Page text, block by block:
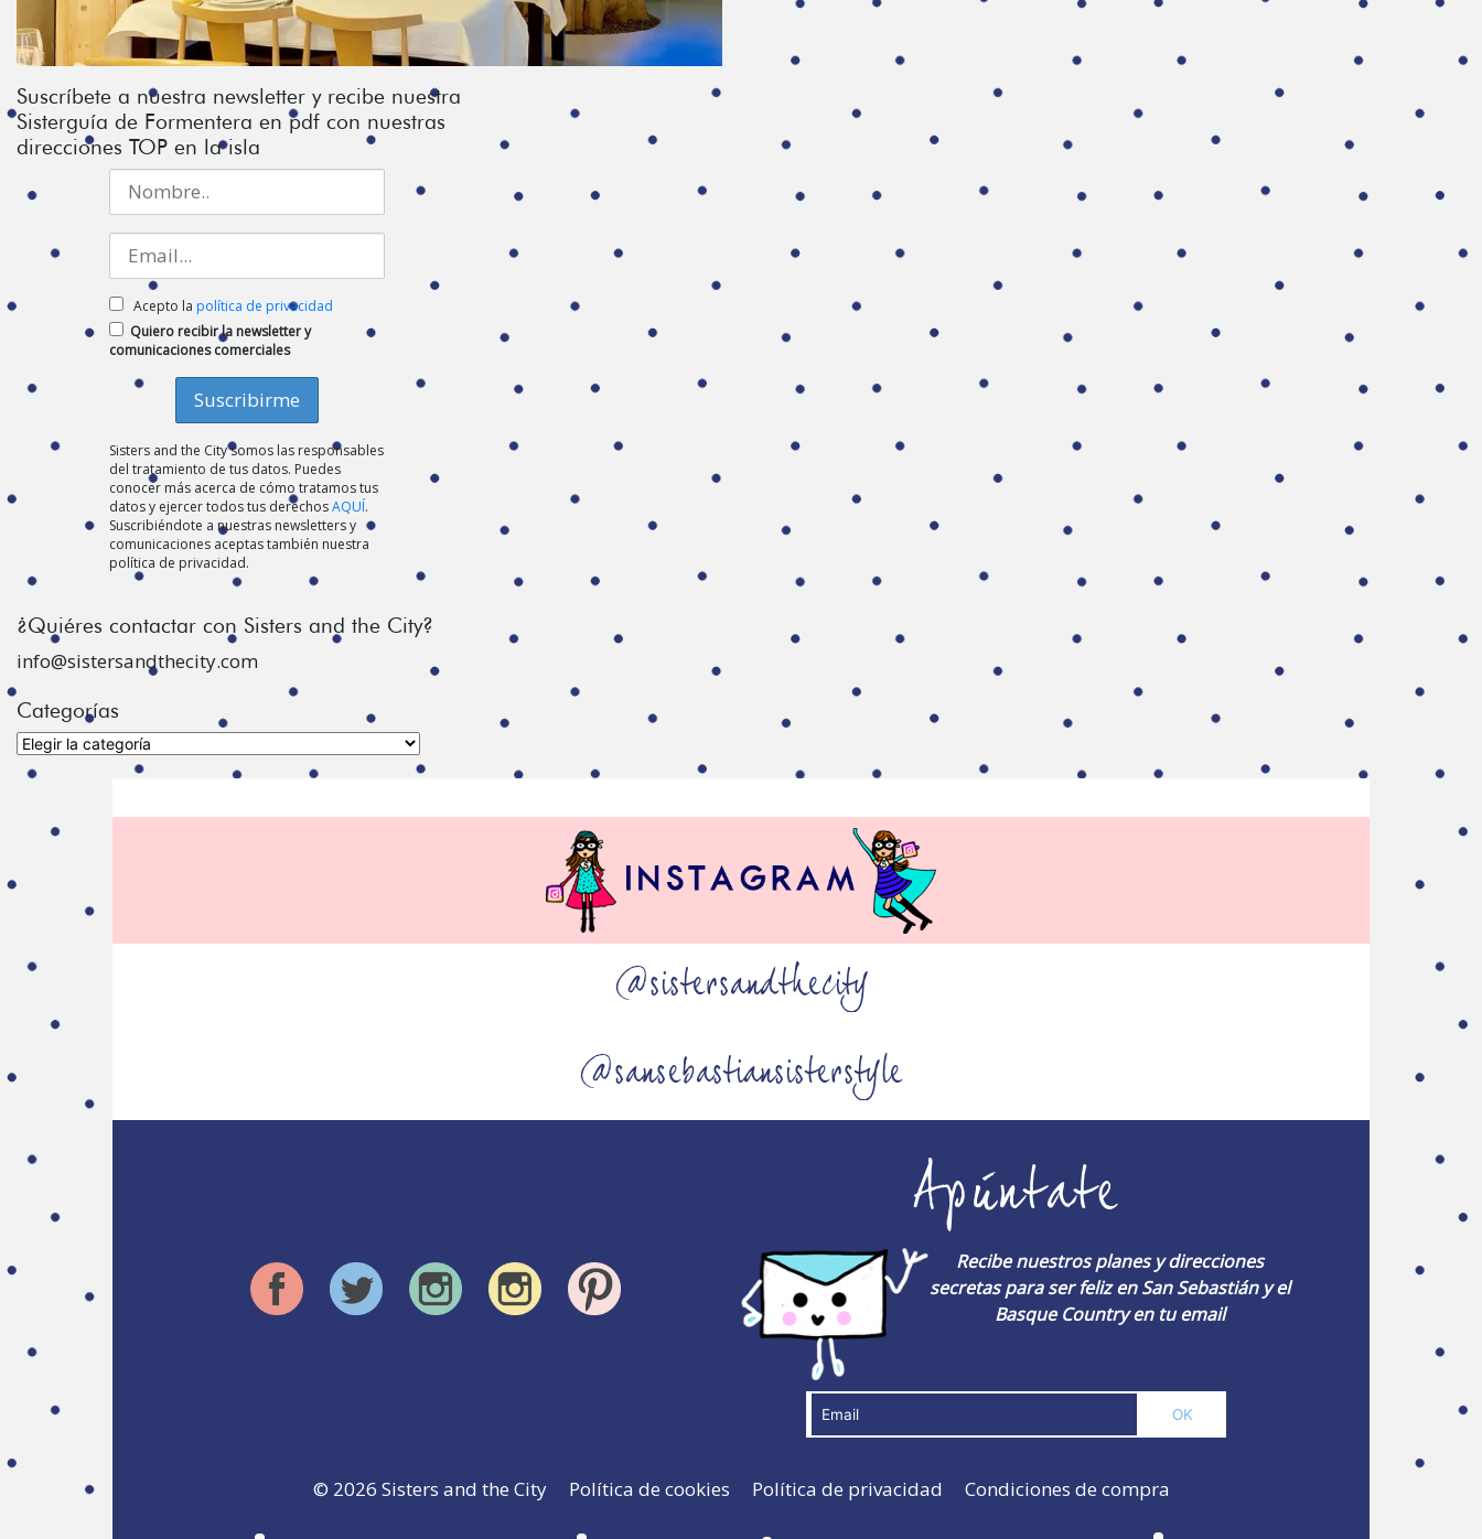
Suscríbete a nuestra newsletter y recibe nuestra
Sisterguía de Formentera en pdf con nuestras
direcciones TOP en la isla
Acepto la política de privacidad
Quiero recibir la newsletter y
comunicaciones comerciales
Sisters and the City somos las responsables
del tratamiento de tus datos. Puedes
conocer más acerca de cómo tratamos tus
datos y ejercer todos tus derechosAQUÍ.
Suscribiéndote a nuestras newsletters y
comunicaciones aceptas también nuestra
política de privacidad.
¿Quiéres contactar con Sisters and the City?
info@sistersandthecity.com
Categorías
Categorías
@sistersandthecity
@sansebastiansisterstyle
Apúntate
Recibe nuestros planes y direcciones
secretas para ser feliz en San Sebastián y el
Basque Country en tu email
© 2026 Sisters and the City Política de cookies Política de privacidad Condiciones de compra